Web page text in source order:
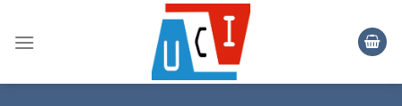
content